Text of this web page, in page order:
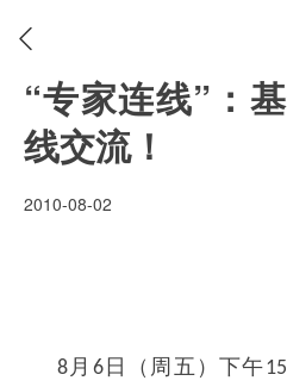
“专家连线”：
线交流！
2010-08-02
8 月 6日（周五）下午15